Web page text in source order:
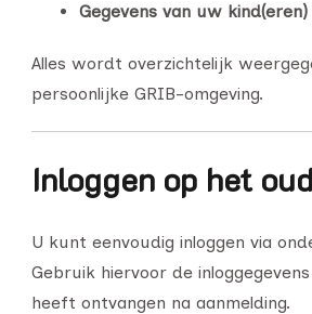
Gegevens van uw
Alles wordt overzichtelijk
persoonlijke GRIB-omgeving.
Inloggen op het
U kunt eenvoudig inloggen via
Gebruik hiervoor de
heeft ontvangen na aanmelding.